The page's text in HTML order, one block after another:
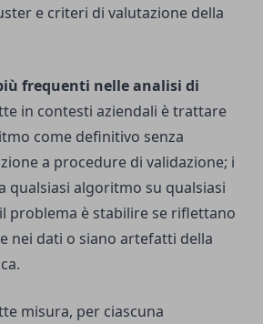
e criteri di valutazione della
frequenti nelle analisi di
in contesti aziendali è trattare
come definitivo senza
a procedure di validazione; i
qualsiasi algoritmo su qualsiasi
problema è stabilire se riflettano
nei dati o siano artefatti della
misura, per ciascuna